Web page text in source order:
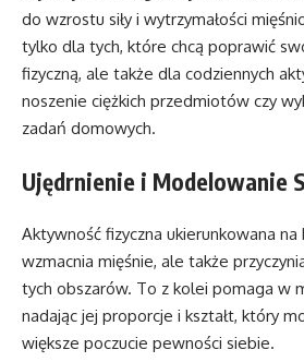
do wzrostu siły i wytrzymałości
tylko dla tych, które chcą poprawić
fizyczną, ale także dla codziennych
noszenie ciężkich przedmiotów czy
zadań domowych.
Ujędrnienie i Modelowanie
Aktywność fizyczna ukierunkowana
wzmacnia mięśnie, ale także
tych obszarów. To z kolei pomaga w
nadając jej proporcje i kształt, który
większe poczucie pewności siebie.